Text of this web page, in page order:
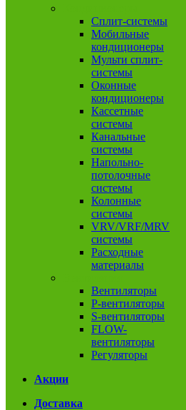
Сплит-системы
Мобильные
кондиционеры
Мульти сплит-
системы
Оконные
кондиционеры
Кассетные
системы
Канальные
системы
Напольно-
потолочные
системы
Колонные
системы
VRV/VRF/MRV
системы
Расходные
материалы
Вентиляторы
P-вентиляторы
S-вентиляторы
FLOW-
вентиляторы
Регуляторы
Акции
Доставка